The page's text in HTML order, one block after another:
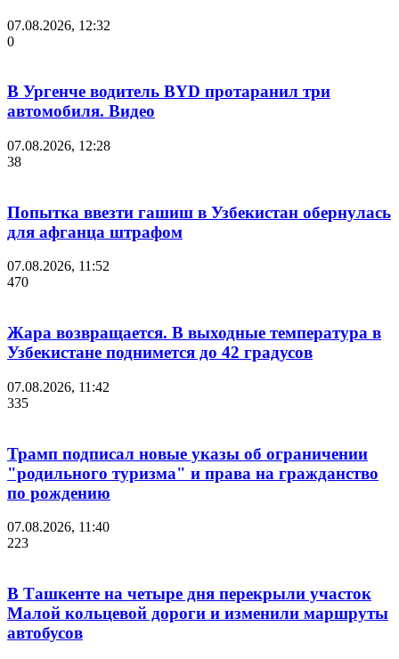
07.08.2026, 12:32
0
В Ургенче водитель BYD протаранил три
автомобиля. Видео
07.08.2026, 12:28
38
Попытка ввезти гашиш в Узбекистан обернулась
для афганца штрафом
07.08.2026, 11:52
470
Жара возвращается. В выходные температура в
Узбекистане поднимется до 42 градусов
07.08.2026, 11:42
335
Трамп подписал новые указы об ограничении
"родильного туризма" и права на гражданство
по рождению
07.08.2026, 11:40
223
В Ташкенте на четыре дня перекрыли участок
Малой кольцевой дороги и изменили маршруты
автобусов